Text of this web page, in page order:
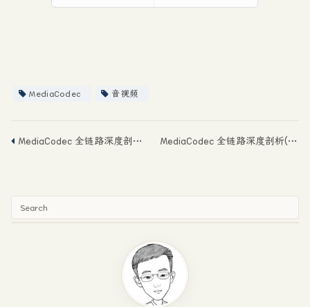
MediaCodec 音视频
MediaCodec 全链路深度剖析(五)：从 C2Work 到 vendor 进程 MediaCodec 全链路深度剖析(三)：Native 消息机制与 JNI 桥接